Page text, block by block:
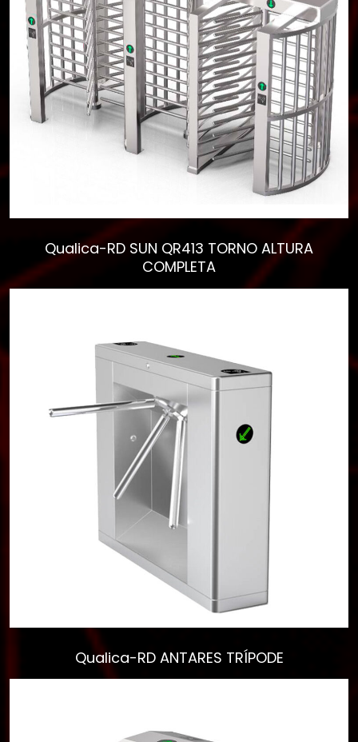
CATEGORIAS ▾
Empieza a escribir para
Ver todos los
resultados
Qualica-RD SUN QR413 TORNO ALTURA
COMPLETA
Qualica-RD ANTARES TRÍPODE